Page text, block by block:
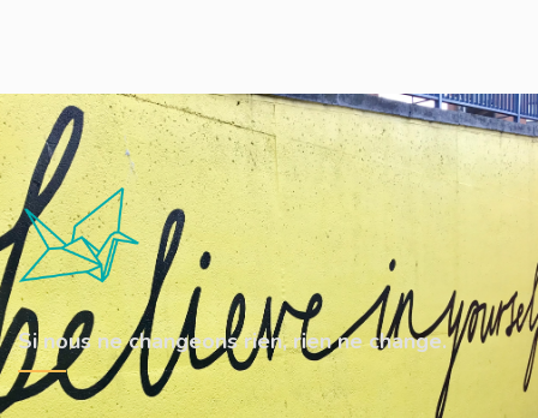
Si nous ne changeons rien, rien ne change.